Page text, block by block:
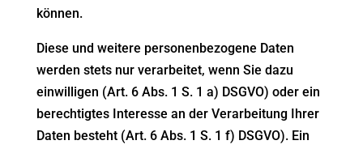
können.
Diese und weitere personenbezogene Daten
werden stets nur verarbeitet, wenn Sie dazu
einwilligen (Art. 6 Abs. 1 S. 1 a) DSGVO) oder ein
berechtigtes Interesse an der Verarbeitung Ihrer
Daten besteht (Art. 6 Abs. 1 S. 1 f) DSGVO). Ein